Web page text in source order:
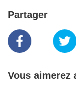
Partager
Vous aimerez